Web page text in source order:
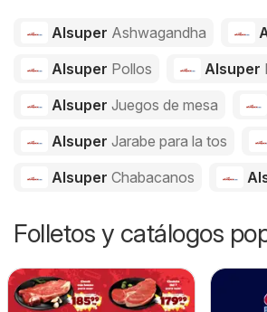
Alsuper Ashwagandha
Alsuper Pollos Alsuper
Alsuper Juegos de mesa
Alsuper Jarabe para la tos
Alsuper Chabacanos
Folletos y catálogos